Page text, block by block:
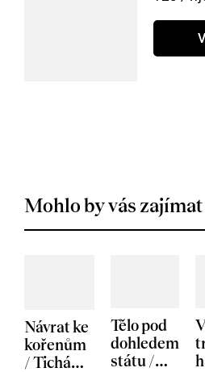
Mohlo by vás zajímat
Návrat ke
kořenům
/ Tichá
Tělo pod
dohledem
státu /